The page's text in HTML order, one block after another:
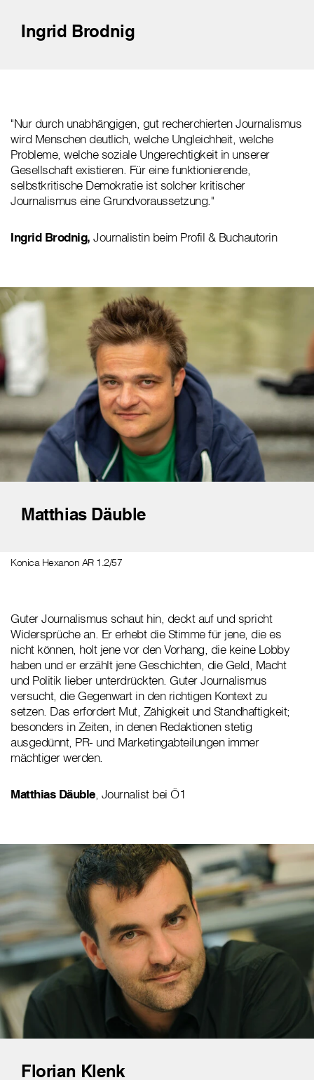
Ingrid Brodnig
"Nur durch unabhängigen, gut recherchierten Journalismus
wird Menschen deutlich, welche Ungleichheit, welche
Probleme, welche soziale Ungerechtigkeit in unserer
Gesellschaft existieren. Für eine funktionierende,
selbstkritische Demokratie ist solcher kritischer
Journalismus eine Grundvoraussetzung."
Ingrid Brodnig, Journalistin beim Profil & Buchautorin
Matthias Däuble
Konica Hexanon AR 1.2/57
Guter Journalismus schaut hin, deckt auf und spricht
Widersprüche an. Er erhebt die Stimme für jene, die es
nicht können, holt jene vor den Vorhang, die keine Lobby
haben und er erzählt jene Geschichten, die Geld, Macht
und Politik lieber unterdrückten. Guter Journalismus
versucht, die Gegenwart in den richtigen Kontext zu
setzen. Das erfordert Mut, Zähigkeit und Standhaftigkeit;
besonders in Zeiten, in denen Redaktionen stetig
ausgedünnt, PR- und Marketingabteilungen immer
mächtiger werden.
Matthias Däuble, Journalist bei Ö1
Florian Klenk